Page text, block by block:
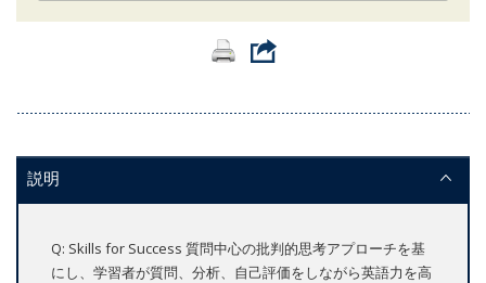
説明
Q: Skills for Success 質問中心の批判的思考アプローチを基
にし、学習者が質問、分析、自己評価をしながら英語力を高